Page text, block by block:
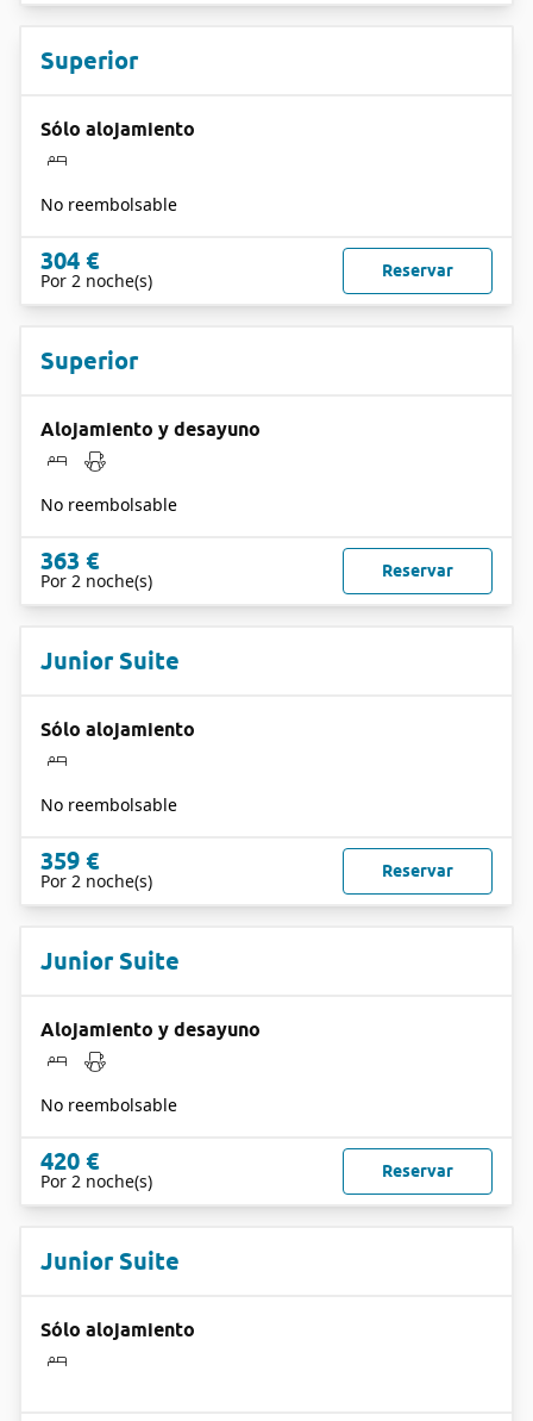
Superior
Sólo alojamiento
No reembolsable
304 €
Por 2 noche(s) Reservar
Superior
Alojamiento y desayuno
No reembolsable
363 €
Por 2 noche(s) Reservar
Junior Suite
Sólo alojamiento
No reembolsable
359 €
Por 2 noche(s) Reservar
Junior Suite
Alojamiento y desayuno
No reembolsable
420 €
Por 2 noche(s) Reservar
Junior Suite
Sólo alojamiento